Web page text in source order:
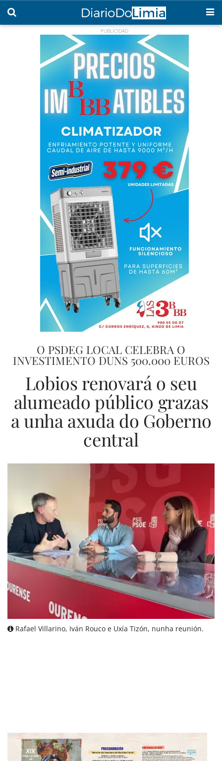
O PSDEG LOCAL CELEBRA O
INVESTIMENTO DUNS 500.000 EUROS
Lobios renovará o seu
alumeado público grazas
a unha axuda do Goberno
central
Rafael Villarino, Iván Rouco e Uxía Tizón, nunha reunión.